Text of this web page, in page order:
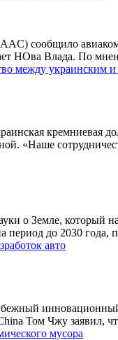
сообщило
НОва Влада. По
между украинским
кремниевая
«Наше
о Земле, который
период до 2030 года,
авто
Том Чжу заявил,
мусора